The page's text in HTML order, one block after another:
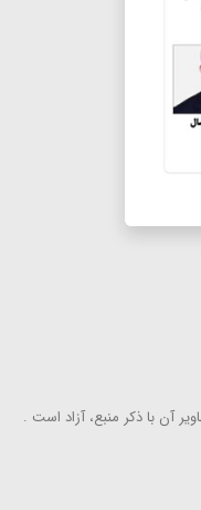
آن با ذكر منبع، آزاد است .